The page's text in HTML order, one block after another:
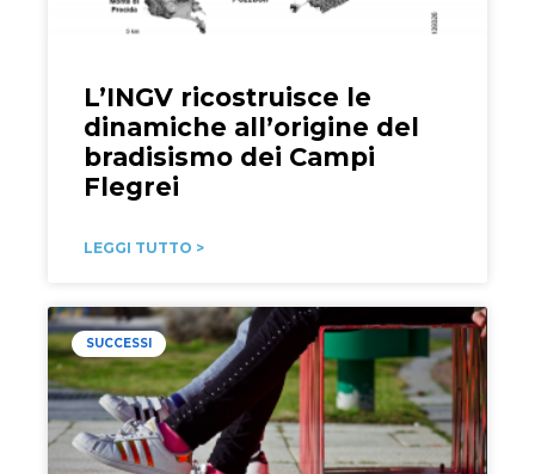
L’INGV ricostruisce le
dinamiche all’origine del
bradisismo dei Campi
Flegrei
LEGGI TUTTO >
SUCCESSI